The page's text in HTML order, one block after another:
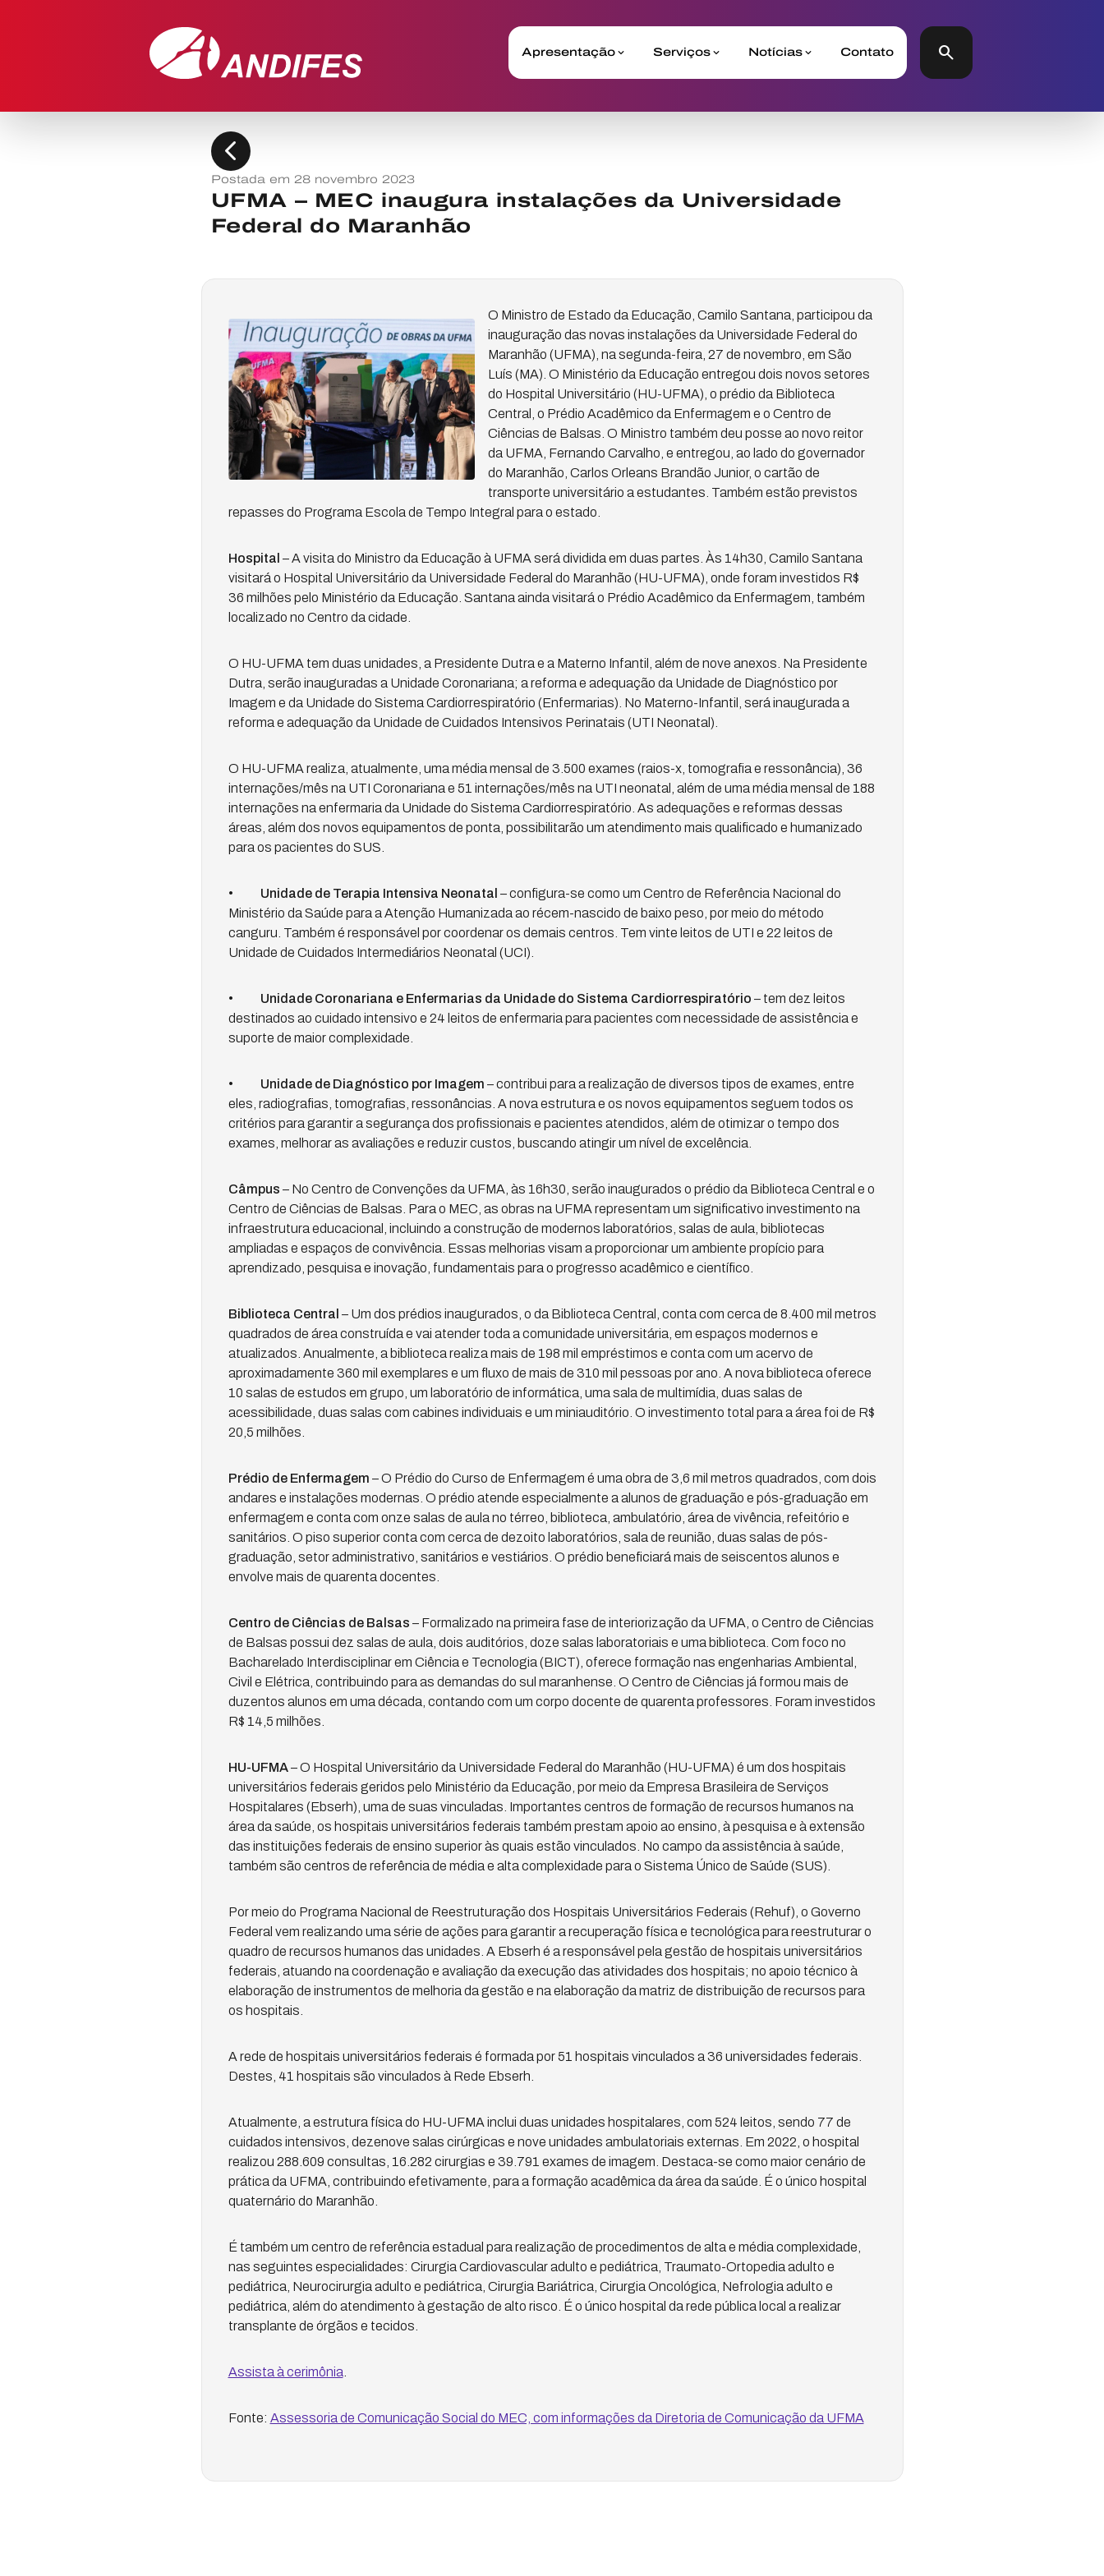
Apresentação Serviços Notícias Contato search
chevron_left
Postada em 28 novembro 2023
UFMA – MEC inaugura instalações da Universidade
Federal do Maranhão
O Ministro de Estado da Educação, Camilo Santana, participou da
inauguração das novas instalações da Universidade Federal do
Maranhão (UFMA), na segunda-feira, 27 de novembro, em São
Luís (MA). O Ministério da Educação entregou dois novos setores
do Hospital Universitário (HU-UFMA), o prédio da Biblioteca
Central, o Prédio Acadêmico da Enfermagem e o Centro de
Ciências de Balsas. O Ministro também deu posse ao novo reitor
da UFMA, Fernando Carvalho, e entregou, ao lado do governador
do Maranhão, Carlos Orleans Brandão Junior, o cartão de
transporte universitário a estudantes. Também estão previstos
repasses do Programa Escola de Tempo Integral para o estado.
Hospital – A visita do Ministro da Educação à UFMA será dividida em duas partes. Às 14h30, Camilo Santana
visitará o Hospital Universitário da Universidade Federal do Maranhão (HU-UFMA), onde foram investidos R$
36 milhões pelo Ministério da Educação. Santana ainda visitará o Prédio Acadêmico da Enfermagem, também
localizado no Centro da cidade.
O HU-UFMA tem duas unidades, a Presidente Dutra e a Materno Infantil, além de nove anexos. Na Presidente
Dutra, serão inauguradas a Unidade Coronariana; a reforma e adequação da Unidade de Diagnóstico por
Imagem e da Unidade do Sistema Cardiorrespiratório (Enfermarias). No Materno-Infantil, será inaugurada a
reforma e adequação da Unidade de Cuidados Intensivos Perinatais (UTI Neonatal).
O HU-UFMA realiza, atualmente, uma média mensal de 3.500 exames (raios-x, tomografia e ressonância), 36
internações/mês na UTI Coronariana e 51 internações/mês na UTI neonatal, além de uma média mensal de 188
internações na enfermaria da Unidade do Sistema Cardiorrespiratório. As adequações e reformas dessas
áreas, além dos novos equipamentos de ponta, possibilitarão um atendimento mais qualificado e humanizado
para os pacientes do SUS.
• Unidade de Terapia Intensiva Neonatal – configura-se como um Centro de Referência Nacional do
Ministério da Saúde para a Atenção Humanizada ao récem-nascido de baixo peso, por meio do método
canguru. Também é responsável por coordenar os demais centros. Tem vinte leitos de UTI e 22 leitos de
Unidade de Cuidados Intermediários Neonatal (UCI).
• Unidade Coronariana e Enfermarias da Unidade do Sistema Cardiorrespiratório – tem dez leitos
destinados ao cuidado intensivo e 24 leitos de enfermaria para pacientes com necessidade de assistência e
suporte de maior complexidade.
• Unidade de Diagnóstico por Imagem – contribui para a realização de diversos tipos de exames, entre
eles, radiografias, tomografias, ressonâncias. A nova estrutura e os novos equipamentos seguem todos os
critérios para garantir a segurança dos profissionais e pacientes atendidos, além de otimizar o tempo dos
exames, melhorar as avaliações e reduzir custos, buscando atingir um nível de excelência.
Câmpus – No Centro de Convenções da UFMA, às 16h30, serão inaugurados o prédio da Biblioteca Central e o
Centro de Ciências de Balsas. Para o MEC, as obras na UFMA representam um significativo investimento na
infraestrutura educacional, incluindo a construção de modernos laboratórios, salas de aula, bibliotecas
ampliadas e espaços de convivência. Essas melhorias visam a proporcionar um ambiente propício para
aprendizado, pesquisa e inovação, fundamentais para o progresso acadêmico e científico.
Biblioteca Central – Um dos prédios inaugurados, o da Biblioteca Central, conta com cerca de 8.400 mil metros
quadrados de área construída e vai atender toda a comunidade universitária, em espaços modernos e
atualizados. Anualmente, a biblioteca realiza mais de 198 mil empréstimos e conta com um acervo de
aproximadamente 360 mil exemplares e um fluxo de mais de 310 mil pessoas por ano. A nova biblioteca oferece
10 salas de estudos em grupo, um laboratório de informática, uma sala de multimídia, duas salas de
acessibilidade, duas salas com cabines individuais e um miniauditório. O investimento total para a área foi de R$
20,5 milhões.
Prédio de Enfermagem – O Prédio do Curso de Enfermagem é uma obra de 3,6 mil metros quadrados, com dois
andares e instalações modernas. O prédio atende especialmente a alunos de graduação e pós-graduação em
enfermagem e conta com onze salas de aula no térreo, biblioteca, ambulatório, área de vivência, refeitório e
sanitários. O piso superior conta com cerca de dezoito laboratórios, sala de reunião, duas salas de pós-
graduação, setor administrativo, sanitários e vestiários. O prédio beneficiará mais de seiscentos alunos e
envolve mais de quarenta docentes.
Centro de Ciências de Balsas – Formalizado na primeira fase de interiorização da UFMA, o Centro de Ciências
de Balsas possui dez salas de aula, dois auditórios, doze salas laboratoriais e uma biblioteca. Com foco no
Bacharelado Interdisciplinar em Ciência e Tecnologia (BICT), oferece formação nas engenharias Ambiental,
Civil e Elétrica, contribuindo para as demandas do sul maranhense. O Centro de Ciências já formou mais de
duzentos alunos em uma década, contando com um corpo docente de quarenta professores. Foram investidos
R$ 14,5 milhões.
HU-UFMA– O Hospital Universitário da Universidade Federal do Maranhão (HU-UFMA) é um dos hospitais
universitários federais geridos pelo Ministério da Educação, por meio da Empresa Brasileira de Serviços
Hospitalares (Ebserh), uma de suas vinculadas. Importantes centros de formação de recursos humanos na
área da saúde, os hospitais universitários federais também prestam apoio ao ensino, à pesquisa e à extensão
das instituições federais de ensino superior às quais estão vinculados. No campo da assistência à saúde,
também são centros de referência de média e alta complexidade para o Sistema Único de Saúde (SUS).
Por meio do Programa Nacional de Reestruturação dos Hospitais Universitários Federais (Rehuf), o Governo
Federal vem realizando uma série de ações para garantir a recuperação física e tecnológica para reestruturar o
quadro de recursos humanos das unidades. A Ebserh é a responsável pela gestão de hospitais universitários
federais, atuando na coordenação e avaliação da execução das atividades dos hospitais; no apoio técnico à
elaboração de instrumentos de melhoria da gestão e na elaboração da matriz de distribuição de recursos para
os hospitais.
A rede de hospitais universitários federais é formada por 51 hospitais vinculados a 36 universidades federais.
Destes, 41 hospitais são vinculados à Rede Ebserh.
Atualmente, a estrutura física do HU-UFMA inclui duas unidades hospitalares, com 524 leitos, sendo 77 de
cuidados intensivos, dezenove salas cirúrgicas e nove unidades ambulatoriais externas. Em 2022, o hospital
realizou 288.609 consultas, 16.282 cirurgias e 39.791 exames de imagem. Destaca-se como maior cenário de
prática da UFMA, contribuindo efetivamente, para a formação acadêmica da área da saúde. É o único hospital
quaternário do Maranhão.
É também um centro de referência estadual para realização de procedimentos de alta e média complexidade,
nas seguintes especialidades: Cirurgia Cardiovascular adulto e pediátrica, Traumato-Ortopedia adulto e
pediátrica, Neurocirurgia adulto e pediátrica, Cirurgia Bariátrica, Cirurgia Oncológica, Nefrologia adulto e
pediátrica, além do atendimento à gestação de alto risco. É o único hospital da rede pública local a realizar
transplante de órgãos e tecidos.
Assista à cerimônia
Fonte: Assessoria de Comunicação Social do MEC, com informações da Diretoria de Comunicação da UFMA